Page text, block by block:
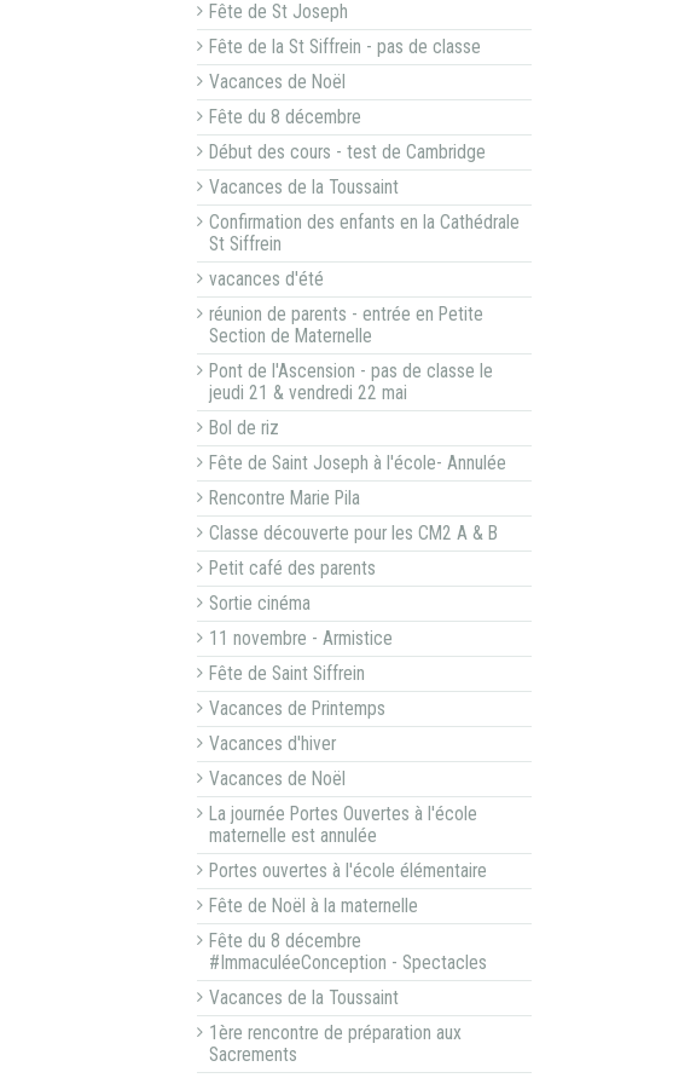
Fête de St Joseph
Fête de la St Siffrein - pas de classe
Vacances de Noël
Fête du 8 décembre
Début des cours - test de Cambridge
Vacances de la Toussaint
Confirmation des enfants en la Cathédrale
St Siffrein
vacances d'été
réunion de parents - entrée en Petite
Section de Maternelle
Pont de l'Ascension - pas de classe le
jeudi 21 & vendredi 22 mai
Bol de riz
Fête de Saint Joseph à l'école- Annulée
Rencontre Marie Pila
Classe découverte pour les CM2 A & B
Petit café des parents
Sortie cinéma
11 novembre - Armistice
Fête de Saint Siffrein
Vacances de Printemps
Vacances d'hiver
Vacances de Noël
La journée Portes Ouvertes à l'école
maternelle est annulée
Portes ouvertes à l'école élémentaire
Fête de Noël à la maternelle
Fête du 8 décembre
#ImmaculéeConception - Spectacles
Vacances de la Toussaint
1ère rencontre de préparation aux
Sacrements